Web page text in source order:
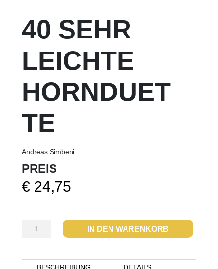
40 SEHR
LEICHTE
HORNDUET
TE
Andreas Simbeni
PREIS
€24,75
Menge
IN DEN WARENKORB
BESCHREIBUNG DETAILS